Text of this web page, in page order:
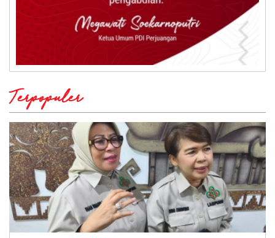
Terpopuler